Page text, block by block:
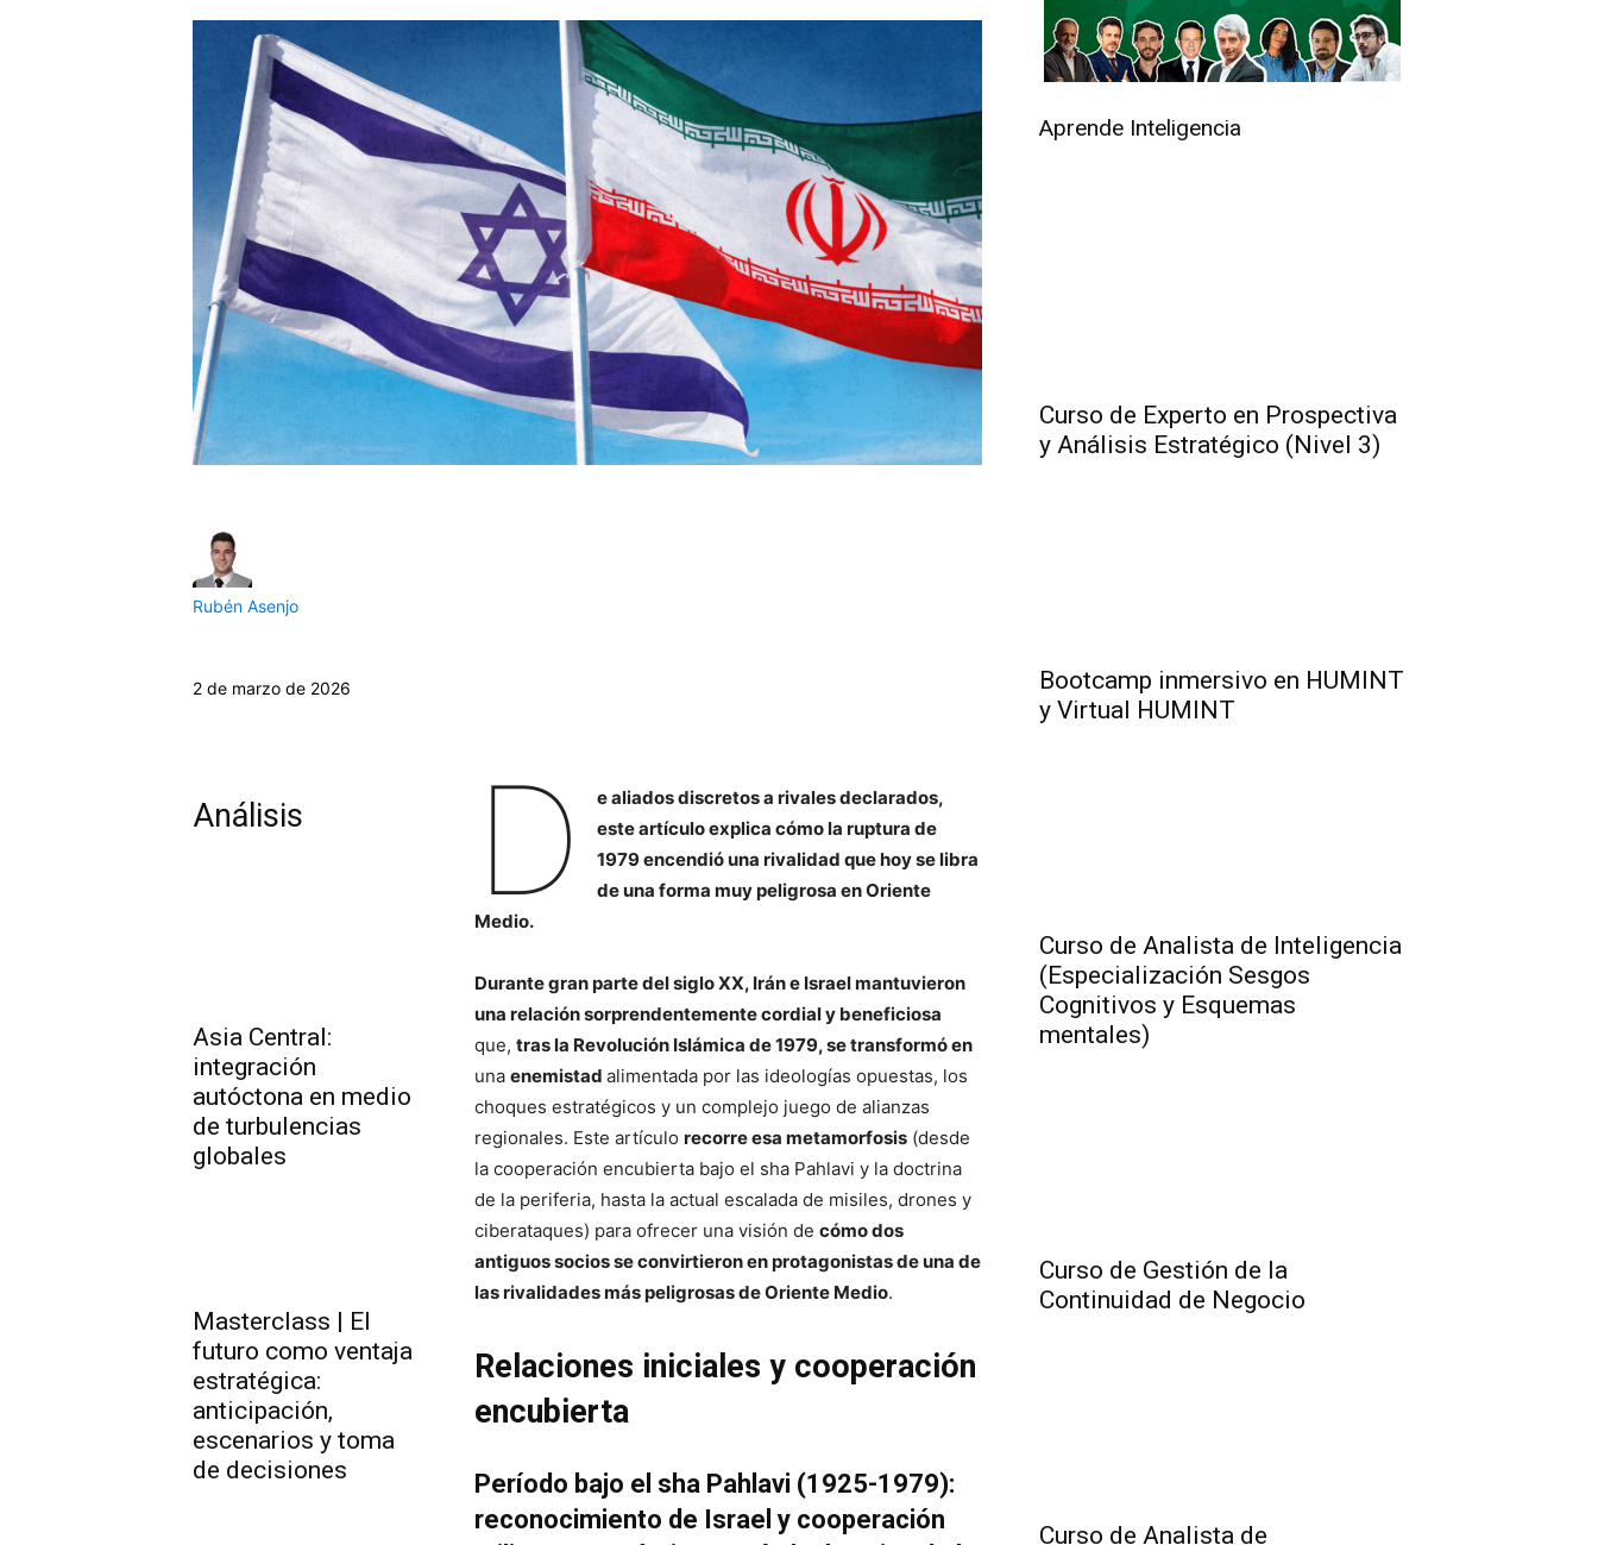
Rubén Asenjo
2 de marzo de 2026
Análisis
Asia Central:
integración
autóctona en medio
de turbulencias
globales
Masterclass | El
futuro como ventaja
estratégica:
anticipación,
escenarios y toma
de decisiones
D
e aliados discretos a rivales declarados,
este artículo explica cómo la ruptura de
1979 encendió una rivalidad que hoy se libra
de una forma muy peligrosa en Oriente
Medio.
Durante gran parte del siglo XX, Irán e Israel mantuvieron
una relación sorprendentemente cordial y beneficiosa
que,tras la Revolución Islámica de 1979, se transformó en
unaenemistadalimentada por las ideologías opuestas, los
choques estratégicos y un complejo juego de alianzas
regionales. Este artículorecorre esa metamorfosis (desde
la cooperación encubierta bajo el sha Pahlavi y la doctrina
de la periferia, hasta la actual escalada de misiles, drones y
ciberataques) para ofrecer una visión decómo dos
antiguos socios se convirtieron en protagonistas de una de
las rivalidades más peligrosas de Oriente Medio.
Relaciones iniciales y cooperación
encubierta
Período bajo el sha Pahlavi (1925-1979):
reconocimiento de Israel y cooperación
Aprende Inteligencia
Curso de Experto en Prospectiva
y Análisis Estratégico (Nivel 3)
Bootcamp inmersivo en HUMINT
y Virtual HUMINT
Curso de Analista de Inteligencia
(Especialización Sesgos
Cognitivos y Esquemas
mentales)
Curso de Gestión de la
Continuidad de Negocio
Curso de Analista de